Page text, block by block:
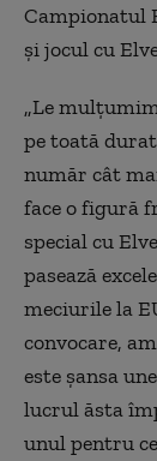
Campionatul
şi jocul cu
„Le
pe toată
număr cât
face o figură
special cu
pasează
meciurile la
convocare,
este şansa
lucrul ăsta
unul pentru